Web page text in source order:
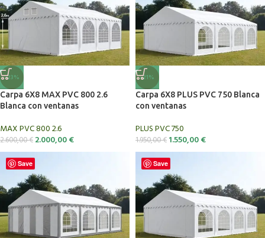
-23%
Carpa 6X8 MAX PVC 800 2.6
Blanca con ventanas
MAX PVC 800 2.6
2.600,00€ 2.000,00€
-21%
Carpa 6X8 PLUS PVC 750 Blanca
con ventanas
PLUS PVC 750
1.950,00€ 1.550,00€
Save Save